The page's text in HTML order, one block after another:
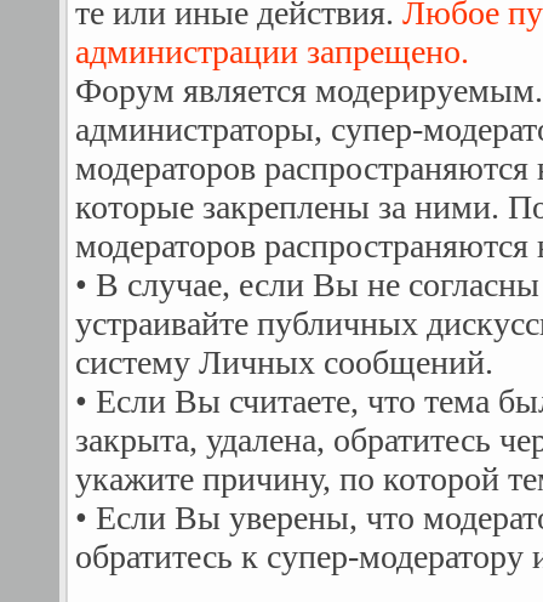
те или иные действия. Любое
администрации запрещено.
Форум является
администраторы, супер-
модераторов
которые закреплены за ними.
модераторов
• В случае, если Вы не
устраивайте публичных
систему Личных сообщений.
• Если Вы считаете, что тема
закрыта, удалена, обратитесь
укажите причину, по которой
• Если Вы уверены, что
обратитесь к супер-модератору